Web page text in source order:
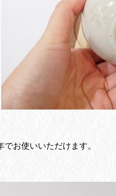
お使いいただけます。